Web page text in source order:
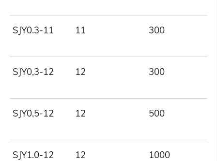
SJY0.3-11 11 300
SJY0,3-12 12 300
SJY0,5-12 12 500
SJY1.0-12 12 1000